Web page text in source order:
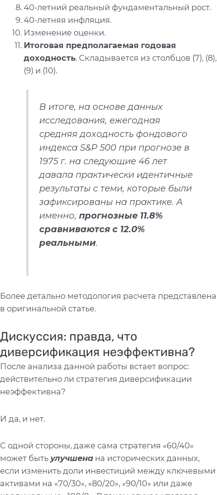
40-летний реальный фундаментальный рост.
40-летняя инфляция.
Изменение оценки.
Итоговая предполагаемая годовая
доходность. Складывается из столбцов (7), (8),
(9) и (10).
В итоге, на основе данных
исследования, ежегодная
средняя доходность фондового
индекса S&P 500 при прогнозе в
1975 г. на следующие 46 лет
давала практически идентичные
результаты с теми, которые были
зафиксированы на практике. А
именно, прогнозные 11.8%
сравниваются с 12.0%
реальными.
Более детально методология расчета представлена
в оригинальной статье.
Дискуссия: правда, что
диверсификация неэффективна?
После анализа данной работы встает вопрос:
действительно ли стратегия диверсификации
неэффективна?
И да, и нет.
С одной стороны, даже сама стратегия «60/40»
может быть улучшена на исторических данных,
если изменить доли инвестиций между ключевыми
активами на «70/30», «80/20», «90/10» или даже